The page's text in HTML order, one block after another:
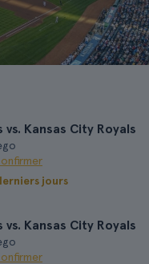
vs. Kansas City Royals
jours
vs. Kansas City Royals